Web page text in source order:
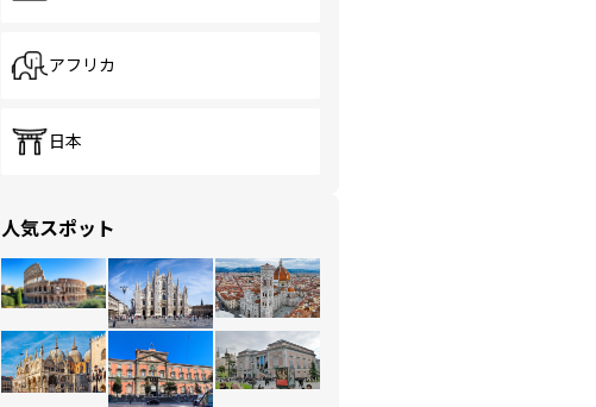
アフリカ
日本
人気スポット